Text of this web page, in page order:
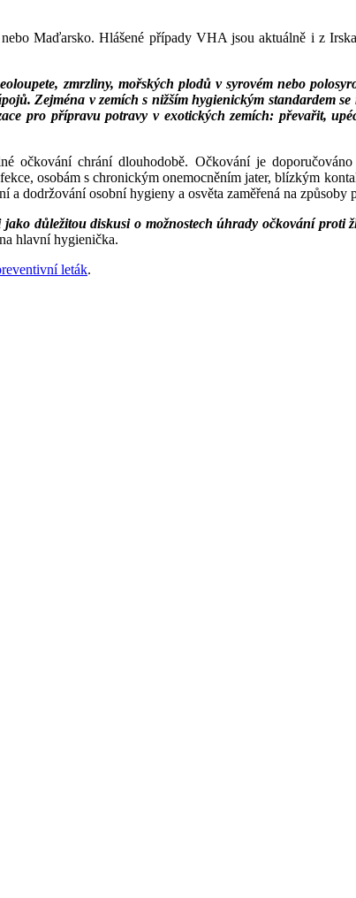
Maďarsko. Hlášené případy VHA jsou aktuálně i z
zmrzliny, mořských plodů v syrovém nebo
Zejména v zemích s nižším hygienickým standardem
pro přípravu potravy v exotických zemích: převařit,
očkování chrání dlouhodobě. Očkování je doporučováno
osobám s chronickým onemocněním jater, blízkým
dodržování osobní hygieny a osvěta zaměřená na způsoby
důležitou diskusi o možnostech úhrady očkování proti
hlavní hygienička.
leták.